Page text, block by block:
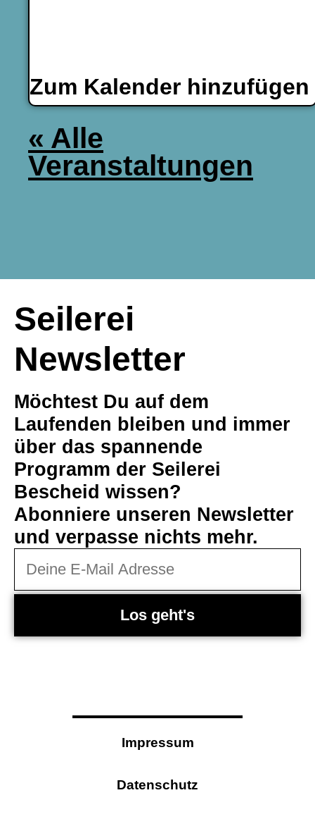
Zum Kalender hinzufügen
« Alle
Veranstaltungen
Seilerei
Newsletter
Möchtest Du auf dem
Laufenden bleiben und immer
über das spannende
Programm der Seilerei
Bescheid wissen?
Abonniere unseren Newsletter
und verpasse nichts mehr.
Los geht's
Impressum
Datenschutz